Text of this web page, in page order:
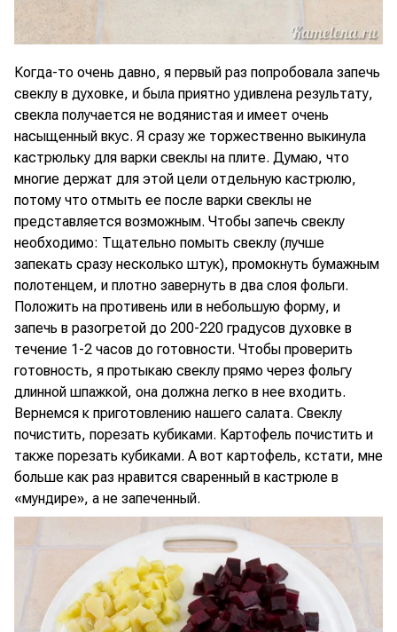
Когда-то очень давно, я первый раз попробовала запечь
свеклу в духовке, и была приятно удивлена результату,
свекла получается не водянистая и имеет очень
насыщенный вкус. Я сразу же торжественно выкинула
кастрюльку для варки свеклы на плите. Думаю, что
многие держат для этой цели отдельную кастрюлю,
потому что отмыть ее после варки свеклы не
представляется возможным. Чтобы запечь свеклу
необходимо: Тщательно помыть свеклу (лучше
запекать сразу несколько штук), промокнуть бумажным
полотенцем, и плотно завернуть в два слоя фольги.
Положить на противень или в небольшую форму, и
запечь в разогретой до 200-220 градусов духовке в
течение 1-2 часов до готовности. Чтобы проверить
готовность, я протыкаю свеклу прямо через фольгу
длинной шпажкой, она должна легко в нее входить.
Вернемся к приготовлению нашего салата. Свеклу
почистить, порезать кубиками. Картофель почистить и
также порезать кубиками. А вот картофель, кстати, мне
больше как раз нравится сваренный в кастрюле в
«мундире», а не запеченный.